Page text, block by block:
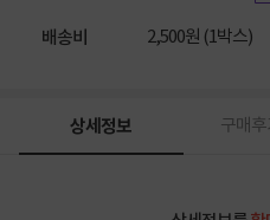
배송비 2,500원 (1박스)
상세정보 구매후